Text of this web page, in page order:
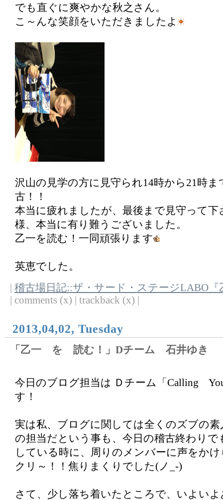
でも直ぐに爽やかな秋之さん。
こ～んな笑顔をいただきましたよ
沢山の見学の方に見守られ14時から21時ま
古！！
本当に疲れましたが、最後まで見守って下
様、本当に有り難うございました。
乙一を読む！一同頑張ります
英恵でした。
稽古場日記::ザ・サード・ステージLABO『
| comments (x) | trackback (x) |
2013,04,02, Tuesday
「乙一 を 読む！」Dチーム 石井ゆき
今日のブログ担当は Ｄチーム「Calling
す！
実は私、ブログに関しては全くのズブの素
の担当だという事も、今日の稽古終わり
している時に、周りのメンバーに声をか
クリ～！！焦りまくりでした(ノ_-)
さて、少し落ち着いたところで、いよい